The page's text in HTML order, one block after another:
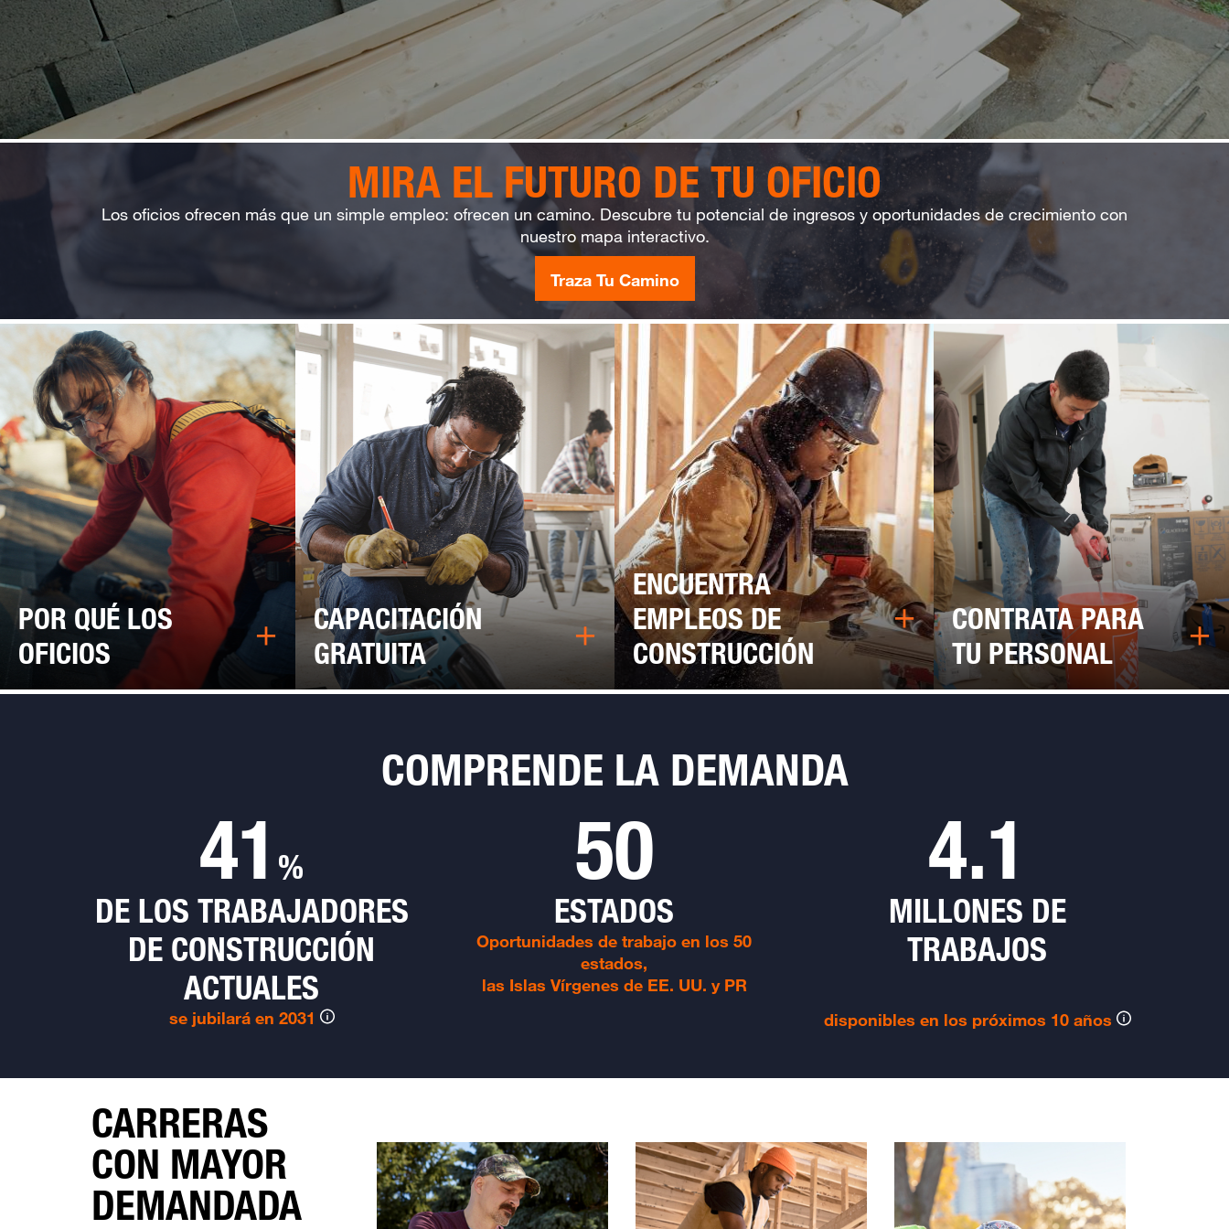
MIRA EL FUTURO DE TU OFICIO
Los oficios ofrecen más que un simple empleo: ofrecen un camino. Descubre tu potencial de ingresos y oportunidades de crecimiento con
nuestro mapa interactivo.
Traza Tu Camino
POR QUÉ LOS
OFICIOS
CAPACITACIÓN
GRATUITA
ENCUENTRA
EMPLEOS DE
CONSTRUCCIÓN
CONTRATA PARA
TU PERSONAL
COMPRENDE LA DEMANDA
41 %
DE LOS TRABAJADORES
DE CONSTRUCCIÓN
ACTUALES
se jubilará en 2031
50
ESTADOS
Oportunidades de trabajo en los 50
estados,
las Islas Vírgenes de EE. UU. y PR
4.1
MILLONES DE
TRABAJOS
disponibles en los próximos 10 años
CARRERAS
CON MAYOR
DEMANDADA